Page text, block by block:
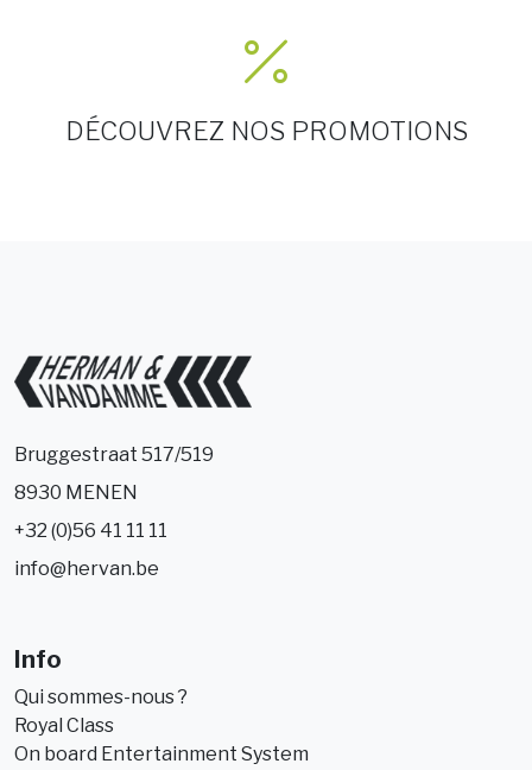
DÉCOUVREZ NOS PROMOTIONS
Bruggestraat 517/519
8930 MENEN
+32 (0)56 41 11 11
info@hervan.be
Info
Qui sommes-nous ?
Royal Class
On board Entertainment System